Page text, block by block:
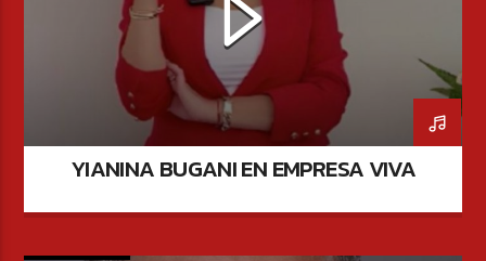
YIANINA BUGANI EN EMPRESA VIVA